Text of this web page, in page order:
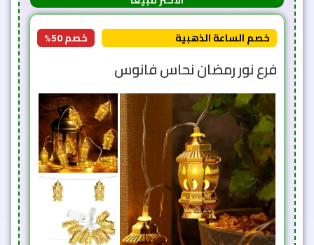
خصم الساعة الذهبية خصم 50%
فرع نور رمضان نحاس فانوس